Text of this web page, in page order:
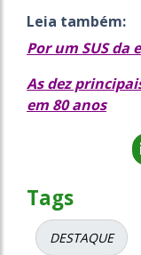
Leia também:
Por um SUS da
As dez
em 80 anos
Tags
DESTAQUE